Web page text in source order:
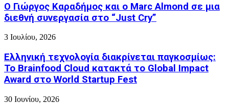
Ο Γιώργος Καραδήμος και ο Marc Almond σε μια
διεθνή συνεργασία στο “Just Cry”
3 Ιουλίου, 2026
Ελληνική τεχνολογία διακρίνεται παγκοσμίως:
Το Brainfood Cloud κατακτά το Global Impact
Award στο World Startup Fest
30 Ιουνίου, 2026